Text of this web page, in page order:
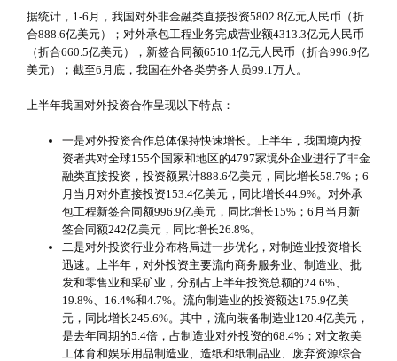
据统计，1-6月，我国对外非金融类直接投资5802.8亿元人民币（折
合888.6亿美元）；对外承包工程业务完成营业额4313.3亿元人民币
（折合660.5亿美元），新签合同额6510.1亿元人民币（折合996.9亿
美元）；截至6月底，我国在外各类劳务人员99.1万人。
上半年我国对外投资合作呈现以下特点：
一是对外投资合作总体保持快速增长。上半年，我国境内投
资者共对全球155个国家和地区的4797家境外企业进行了非金
融类直接投资，投资额累计888.6亿美元，同比增长58.7%；6
月当月对外直接投资153.4亿美元，同比增长44.9%。对外承
包工程新签合同额996.9亿美元，同比增长15%；6月当月新
签合同额242亿美元，同比增长26.8%。
二是对外投资行业分布格局进一步优化，对制造业投资增长
迅速。上半年，对外投资主要流向商务服务业、制造业、批
发和零售业和采矿业，分别占上半年投资总额的24.6%、
19.8%、16.4%和4.7%。流向制造业的投资额达175.9亿美
元，同比增长245.6%。其中，流向装备制造业120.4亿美元，
是去年同期的5.4倍，占制造业对外投资的68.4%；对文教美
工体育和娱乐用品制造业、造纸和纸制品业、废弃资源综合